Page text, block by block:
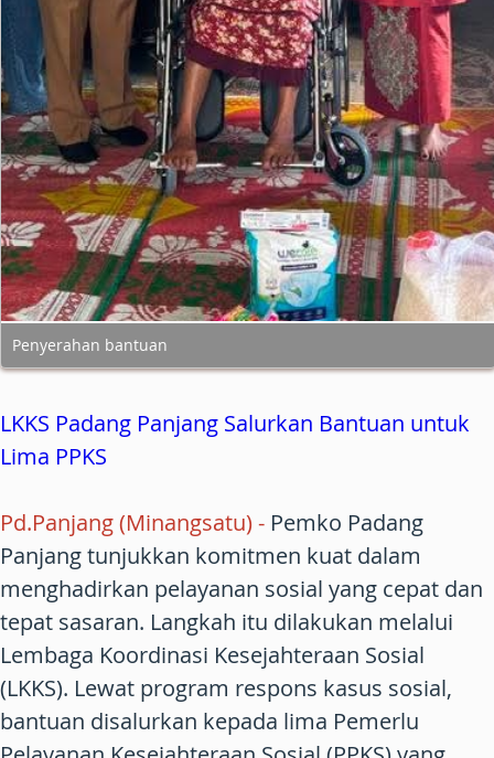
Penyerahan bantuan
LKKS Padang Panjang Salurkan Bantuan untuk
Lima PPKS
Pd.Panjang (Minangsatu) - Pemko Padang
Panjang tunjukkan komitmen kuat dalam
menghadirkan pelayanan sosial yang cepat dan
tepat sasaran. Langkah itu dilakukan melalui
Lembaga Koordinasi Kesejahteraan Sosial
(LKKS). Lewat program respons kasus sosial,
bantuan disalurkan kepada lima Pemerlu